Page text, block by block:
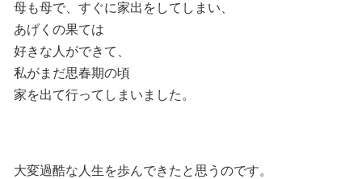
母も母で、すぐに家出をしてしまい、
あげくの果ては
好きな人ができて、
私がまだ思春期の頃
家を出て行ってしまいました。
大変過酷な人生を歩んできたと思うのです。